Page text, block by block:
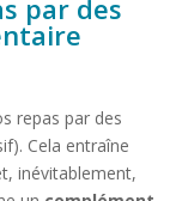
par des
repas par des
Cela entraîne
inévitablement,